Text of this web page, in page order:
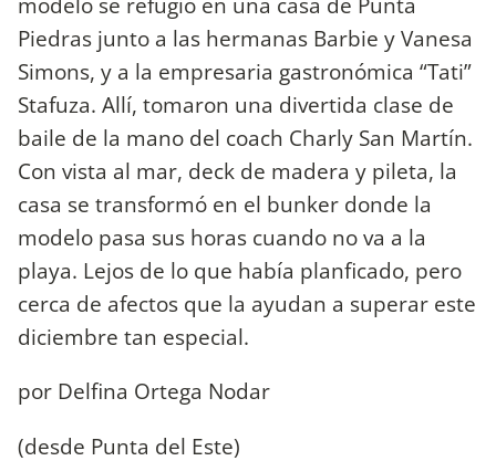
Piedras junto a las hermanas Barbie y Vanesa
Simons, y a la empresaria gastronómica “Tati”
Stafuza. Allí, tomaron una divertida clase de
baile de la mano del coach Charly San Martín.
Con vista al mar, deck de madera y pileta, la
casa se transformó en el bunker donde la
modelo pasa sus horas cuando no va a la
playa. Lejos de lo que había planficado, pero
cerca de afectos que la ayudan a superar este
diciembre tan especial.
por Delfina Ortega Nodar
(desde Punta del Este)